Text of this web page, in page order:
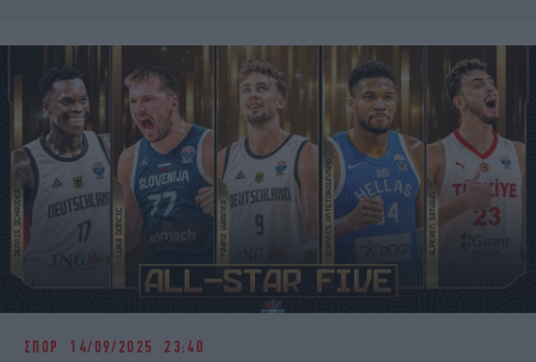
ΣΠΟΡ 14/09/2025 23:40